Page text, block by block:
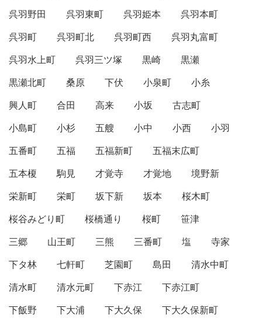
呉羽野田
呉羽東町 呉羽姫本
呉羽本町
呉羽町
呉羽町北 呉羽町西
呉羽丸富町
呉羽水上町
呉羽三ツ塚 黒崎
黒瀬
黒瀬北町
桑原 下伏 小泉町
小糸
興人町
合田 高来 小坂
古志町
小島町
小杉 五艘 小中 小西
小羽
五番町
五福 五福新町
五福末広町
五本榎
駒見 才覚寺 才覚地
境野新
栄新町
栄町 坂下新 坂本
桜木町
桜谷みどり町
桜橋通り 桜町
笹津
三郷
山王町 三熊 三番町 塩
寺家
下タ林
七軒町 芝園町 島田
清水中町
清水町
清水元町 下赤江
下赤江町
下飯野
下大浦 下大久保
下大久保新町